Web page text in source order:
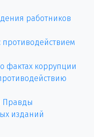
работников
фактах коррупции
Правды
изданий